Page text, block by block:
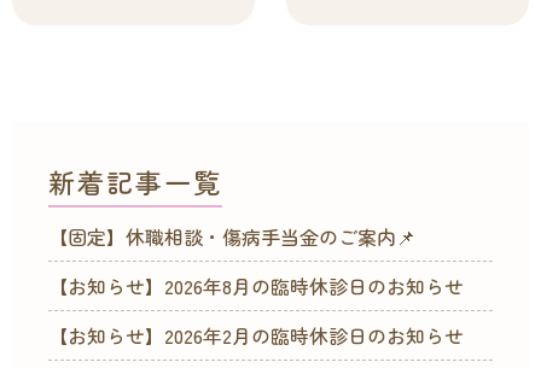
新着記事一覧
【固定】休職相談・傷病手当金のご案内📌
【お知らせ】2026年8月の臨時休診日のお知らせ
【お知らせ】2026年2月の臨時休診日のお知らせ